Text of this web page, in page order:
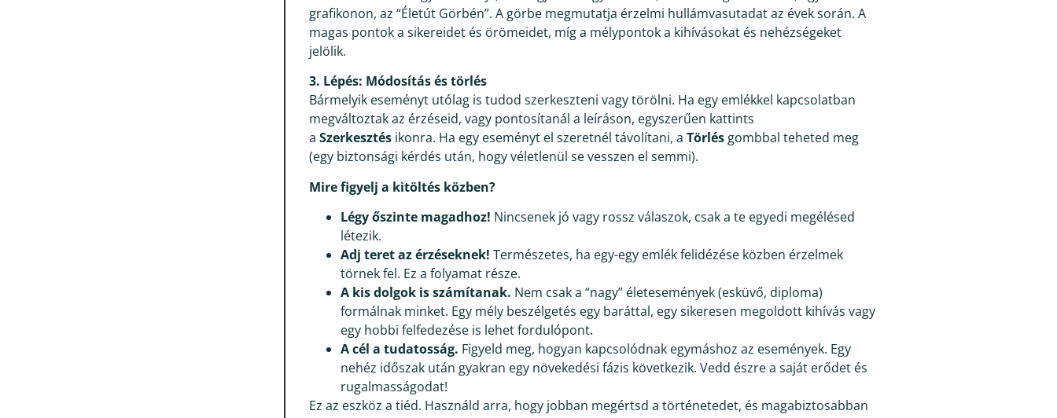
grafikonon, az “Életút Görbén”. A görbe megmutatja érzelmi hullámvasutadat az évek során. A
magas pontok a sikereidet és örömeidet, míg a mélypontok a kihívásokat és nehézségeket
jelölik.
3. Lépés: Módosítás és törlés
Bármelyik eseményt utólag is tudod szerkeszteni vagy törölni. Ha egy emlékkel kapcsolatban
megváltoztak az érzéseid, vagy pontosítanál a leíráson, egyszerűen kattints
aSzerkesztés ikonra. Ha egy eseményt el szeretnél távolítani, aTörlésgombbal teheted meg
(egy biztonsági kérdés után, hogy véletlenül se vesszen el semmi).
Mire figyelj a kitöltés közben?
Légy őszinte magadhoz! Nincsenek jó vagy rossz válaszok, csak a te egyedi megélésed
létezik.
Adj teret az érzéseknek! Természetes, ha egy-egy emlék felidézése közben érzelmek
törnek fel. Ez a folyamat része.
A kis dolgok is számítanak. Nem csak a “nagy” életesemények (esküvő, diploma)
formálnak minket. Egy mély beszélgetés egy baráttal, egy sikeresen megoldott kihívás vagy
egy hobbi felfedezése is lehet fordulópont.
A cél a tudatosság. Figyeld meg, hogyan kapcsolódnak egymáshoz az események. Egy
nehéz időszak után gyakran egy növekedési fázis következik. Vedd észre a saját erődet és
rugalmasságodat!
Ez az eszköz a tiéd. Használd arra, hogy jobban megértsd a történetedet, és magabiztosabban